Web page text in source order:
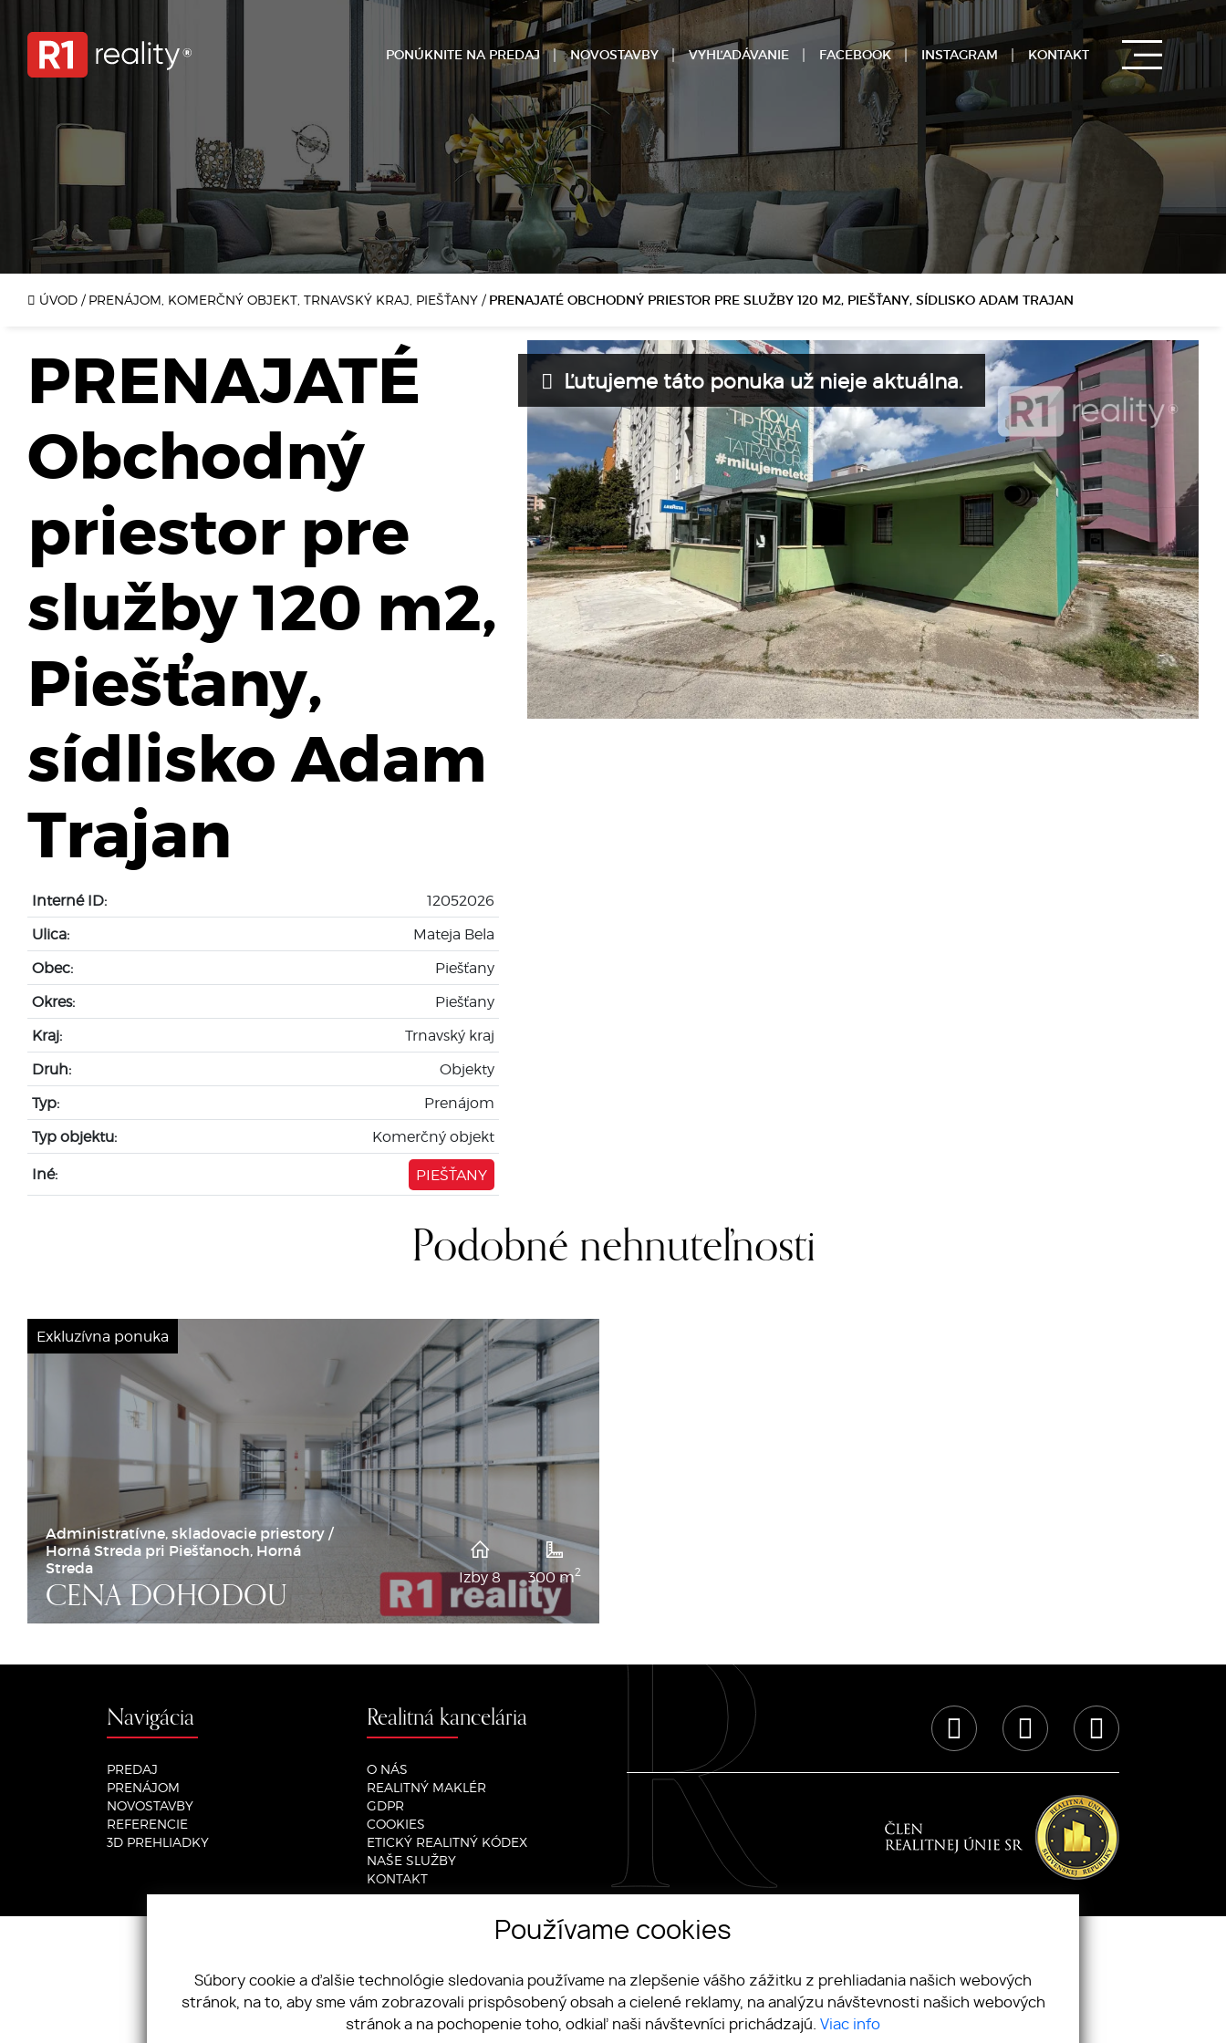
PONÚKNITE NA PREDAJ NOVOSTAVBY VYHĽADÁVANIE FACEBOOK INSTAGRAM KONTAKT
ÚVOD / PRENÁJOM, KOMERČNÝ OBJEKT, TRNAVSKÝ KRAJ, PIEŠŤANY /PRENAJATÉ OBCHODNÝ PRIESTOR PRE SLUŽBY 120 M2, PIEŠŤANY, SÍDLISKO ADAM TRAJAN
PRENAJATÉ
Obchodný
priestor pre
služby 120 m2,
Piešťany,
sídlisko Adam
Trajan
Interné ID:
12052026
Ulica:
Mateja Bela
Obec:
Piešťany
Okres:
Piešťany
Kraj:
Trnavský kraj
Druh:
Objekty
Typ:
Prenájom
Typ objektu:
Komerčný objekt
Iné: PIEŠŤANY
Ľutujeme táto ponuka už nieje aktuálna.
Podobné nehnuteľnosti
Exkluzívna ponuka
Administratívne, skladovacie priestory /
Horná Streda pri Piešťanoch, Horná
Streda
CENA DOHODOU
Izby 8 300 m2
Navigácia
PREDAJ
PRENÁJOM
NOVOSTAVBY
REFERENCIE
3D PREHLIADKY
Realitná kancelária
O NÁS
REALITNÝ MAKLÉR
GDPR
COOKIES
ETICKÝ REALITNÝ KÓDEX
NAŠE SLUŽBY
KONTAKT
Používame cookies
Súbory cookie a ďalšie technológie sledovania používame na zlepšenie vášho zážitku z prehliadania našich webových
stránok, na to, aby sme vám zobrazovali prispôsobený obsah a cielené reklamy, na analýzu návštevnosti našich webových
stránok a na pochopenie toho, odkiaľ naši návštevníci prichádzajú. Viac info